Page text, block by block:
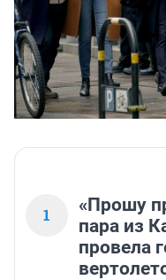
1
«Прошу
пара из
провела